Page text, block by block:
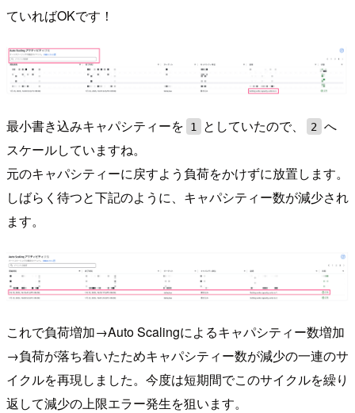
ていればOKです！
最小書き込みキャパシティーを 1 としていたので、 2
へ
スケールしていますね。
元のキャパシティーに戻すよう負荷をかけずに放置します。
しばらく待つと下記のように、キャパシティー数が減少され
ます。
これで負荷増加→Auto Scalingによるキャパシティー数増加
→負荷が落ち着いたためキャパシティー数が減少の一連のサ
イクルを再現しました。今度は短期間でこのサイクルを繰り
返して減少の上限エラー発生を狙います。